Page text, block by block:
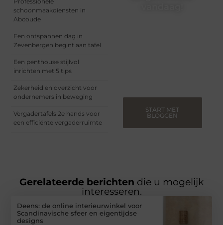
schoonmaakdiensten in
Abcoude
Een ontspannen dag in
Zevenbergen begint aan tafel
Een penthouse stijlvol
inrichten met 5 tips
Zekerheid en overzicht voor
ondernemers in beweging
Vergadertafels 2e hands voor
een efficiënte vergaderruimte
START MET
BLOGGEN
Gerelateerde berichten die u mogelijk
interesseren.
Deens: de online interieurwinkel voor
Scandinavische sfeer en eigentijdse
designs